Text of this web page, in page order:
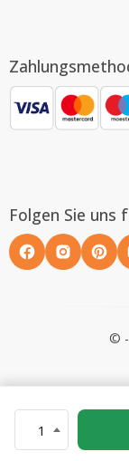
1
Folgen Sie uns
© -